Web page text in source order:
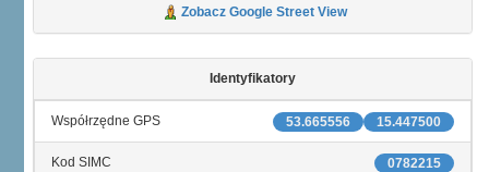
Zobacz Google Street View
Identyfikatory
15.447500
53.665556
Współrzędne GPS
0782215
Kod SIMC